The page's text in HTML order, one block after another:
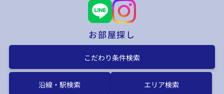
お部屋探し
こだわり条件検索
沿線・駅検索 エリア検索